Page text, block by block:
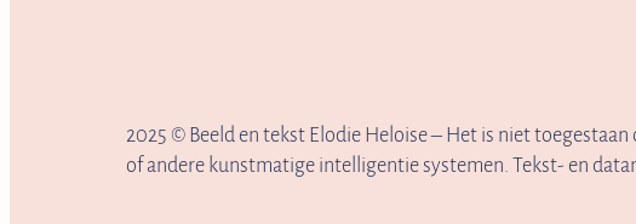
2025 © Beeld en tekst Elodie Heloise – Het is niet
of andere kunstmatige intelligentie systemen. Tekst- en